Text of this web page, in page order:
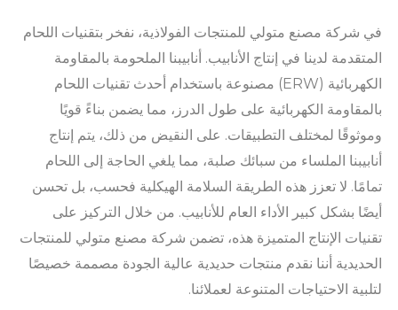
في شركة مصنع متولي للمنتجات الفولاذية، نفخر بتقنيات اللحام
المتقدمة لدينا في إنتاج الأنابيب. أنابيبنا الملحومة بالمقاومة
الكهربائية (ERW) مصنوعة باستخدام أحدث تقنيات اللحام
بالمقاومة الكهربائية على طول الدرز، مما يضمن بناءً قويًا
وموثوقًا لمختلف التطبيقات. على النقيض من ذلك، يتم إنتاج
أنابيبنا الملساء من سبائك صلبة، مما يلغي الحاجة إلى اللحام
تمامًا. لا تعزز هذه الطريقة السلامة الهيكلية فحسب، بل تحسن
أيضًا بشكل كبير الأداء العام للأنابيب. من خلال التركيز على
تقنيات الإنتاج المتميزة هذه، تضمن شركة مصنع متولي للمنتجات
الحديدية أننا نقدم منتجات حديدية عالية الجودة مصممة خصيصًا
لتلبية الاحتياجات المتنوعة لعملائنا.